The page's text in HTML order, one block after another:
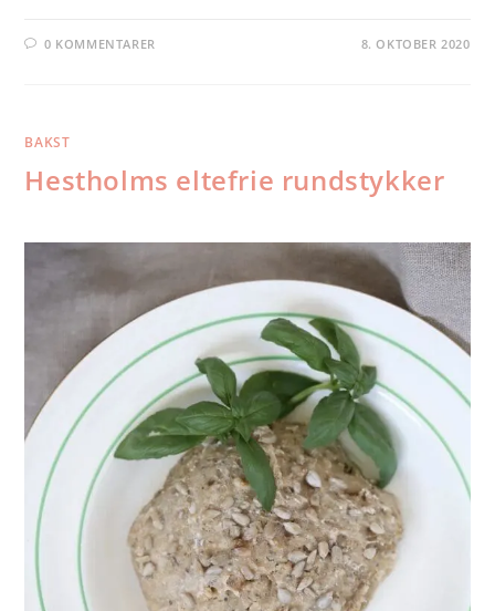
0 KOMMENTARER 8. OKTOBER 2020
BAKST
Hestholms eltefrie rundstykker